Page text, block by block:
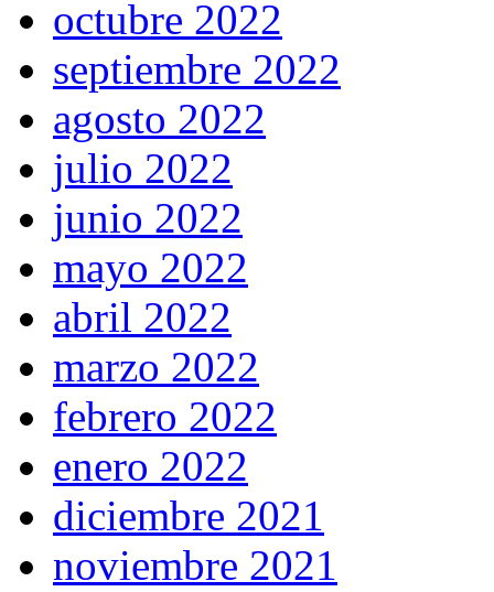
octubre 2022
septiembre 2022
agosto 2022
julio 2022
junio 2022
mayo 2022
abril 2022
marzo 2022
febrero 2022
enero 2022
diciembre 2021
noviembre 2021